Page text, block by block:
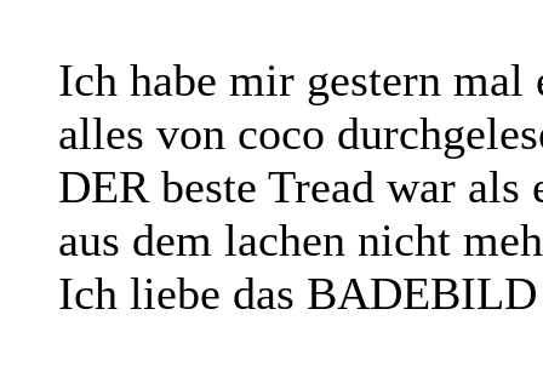
Ich habe mir gestern
alles von coco
DER beste Tread war
aus dem lachen nicht
Ich liebe das